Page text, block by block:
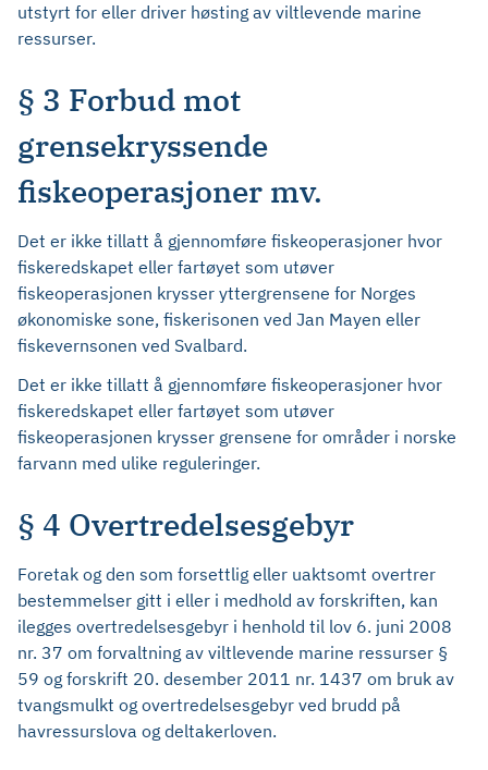
utstyrt for eller driver høsting av viltlevende marine
ressurser.
§ 3 Forbud mot
grensekryssende
fiskeoperasjoner mv.
Det er ikke tillatt å gjennomføre fiskeoperasjoner hvor
fiskeredskapet eller fartøyet som utøver
fiskeoperasjonen krysser yttergrensene for Norges
økonomiske sone, fiskerisonen ved Jan Mayen eller
fiskevernsonen ved Svalbard.
Det er ikke tillatt å gjennomføre fiskeoperasjoner hvor
fiskeredskapet eller fartøyet som utøver
fiskeoperasjonen krysser grensene for områder i norske
farvann med ulike reguleringer.
§ 4 Overtredelsesgebyr
Foretak og den som forsettlig eller uaktsomt overtrer
bestemmelser gitt i eller i medhold av forskriften, kan
ilegges overtredelsesgebyr i henhold til lov 6. juni 2008
nr. 37 om forvaltning av viltlevende marine ressurser §
59 og forskrift 20. desember 2011 nr. 1437 om bruk av
tvangsmulkt og overtredelsesgebyr ved brudd på
havressurslova og deltakerloven.